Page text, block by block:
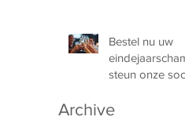
Bestel nu uw
steun onze
Archive